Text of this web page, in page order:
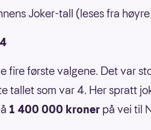
Joker-tall (leses fra
fire første valgene. Det var
tallet som var 4. Her spratt
1 400 000 kroner på vei til